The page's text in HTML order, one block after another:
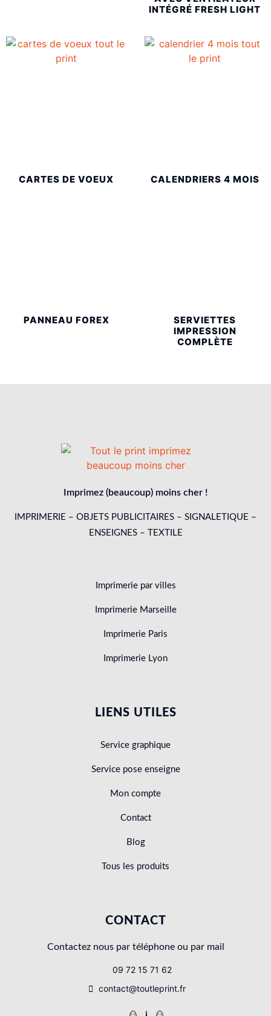
INTÉGRÉ FRESH LIGHT
CARTES DE VOEUX CALENDRIERS 4 MOIS
PANNEAU FOREX
SERVIETTES
IMPRESSION
COMPLÈTE
Imprimez (beaucoup) moins cher !
IMPRIMERIE – OBJETS PUBLICITAIRES – SIGNALETIQUE –
ENSEIGNES – TEXTILE
Imprimerie par villes
Imprimerie Marseille
Imprimerie Paris
Imprimerie Lyon
LIENS UTILES
Service graphique
Service pose enseigne
Mon compte
Contact
Blog
Tous les produits
CONTACT
Contactez nous par téléphone ou par mail
09 72 15 71 62
contact@toutleprint.fr